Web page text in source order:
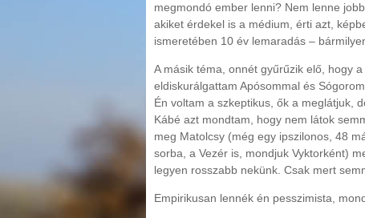
megmondó ember lenni? Nem lenne
akiket érdekel is a médium, érti azt,
ismeretében 10 év lemaradás –
A másik téma, onnét gyűrűzik elő, hogy
eldiskurálgattam Apósommal és
Én voltam a szkeptikus, ők a meglátjuk,
Kábé azt mondtam, hogy nem látok
meg Matolcsy (még egy ipszilonos, 48
sorba, a Vezér is, mondjuk Vyktorként)
legyen rosszabb nekünk. Csak mert
Empirikusan lennék én pesszimista,